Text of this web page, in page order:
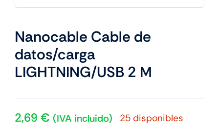
Nanocable Cable de
datos/carga
LIGHTNING/USB 2 M
2,69 € (IVA incluido) 25 disponibles